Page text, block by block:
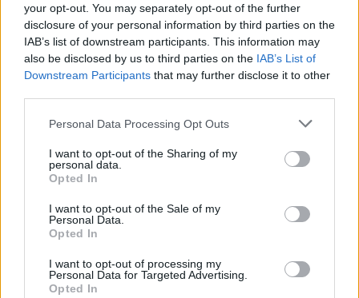
your opt-out. You may separately opt-out of the further
disclosure of your personal information by third parties on the
IAB’s list of downstream participants. This information may
also be disclosed by us to third parties on the IAB’s List of
Downstream Participants that may further disclose it to other
Personal Data Processing Opt Outs
I want to opt-out of the Sharing of my
personal data.
Opted In
I want to opt-out of the Sale of my
Personal Data.
Opted In
I want to opt-out of processing my
Personal Data for Targeted Advertising.
Opted In
Senát: Nynější zákon umožňuje střet zájmů při
posuzování ekologických vlivů
30.7.2026 01:17 | PRAHA (ČTK)
Nynější zákony o posuzování
životní prostředí a ochraně
umožňují střet zájmů při
zpracování posudků a měření emisí a nevytvářejí dostatečné
záruky pro ochranu veřejného zdraví. Horní komora to uvedla v
k legislativním změnám kvůli zkušenostem s plány na obnovení
spalovny v Rybitví na Pardubicku.
V národním parku v Keni uhynulo až 15 slonů, úřady
zkoumají příčinu